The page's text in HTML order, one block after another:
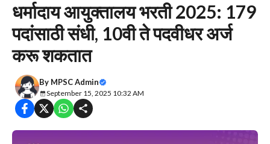
धर्मादाय आयुक्तालय भरती 2025: 179
पदांसाठी संधी, 10वी ते पदवीधर अर्ज
करू शकतात
By MPSC Admin
September 15, 2025 10:32 AM